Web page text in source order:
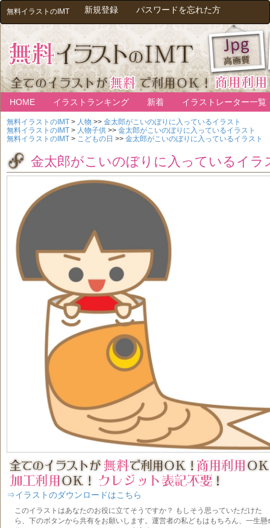
無料イラストのIMT 新規登録 パスワードを忘れた方
HOME イラストランキング 新着 イラストレーター一覧
無料イラストのIMT > 人物 >> 金太郎がこいのぼりに入っているイラスト
無料イラストのIMT > 人物子供 >> 金太郎がこいのぼりに入っているイラスト
無料イラストのIMT > こどもの日 >> 金太郎がこいのぼりに入っているイラスト
金太郎がこいのぼりに入っているイラ
⇒イラストのダウンロードはこちら